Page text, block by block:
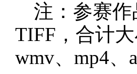
注：参赛作
TIFF，合计
wmv、mp4